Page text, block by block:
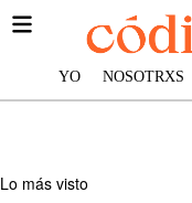
YO NOSOTRXS
Lo más visto